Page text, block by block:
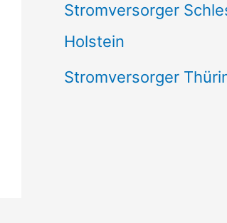
Stromversorger
Holstein
Stromversorger